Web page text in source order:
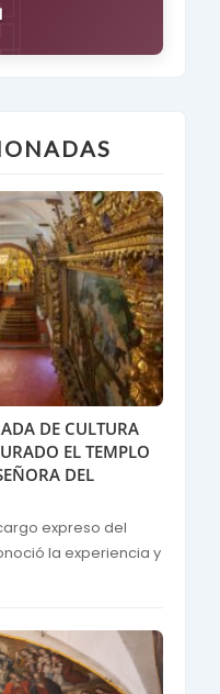
DE CULTURA
EL TEMPLO
DEL
expreso del
la experiencia y